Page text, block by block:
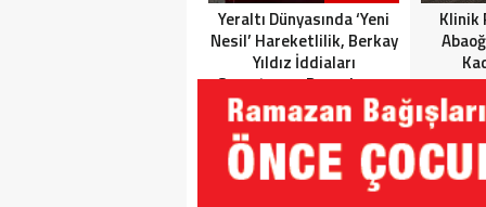
Yeraltı Dünyasında ‘Yeni
Nesil’ Hareketlilik, Berkay
Yıldız İddiaları
Soruşturma Dosyalarına
Yansıdı!
Klinik